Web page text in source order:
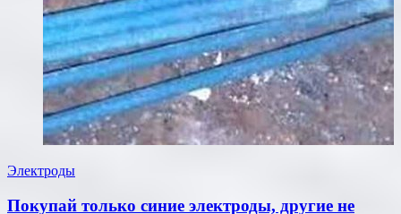
Электроды
Покупай только синие электроды, другие не